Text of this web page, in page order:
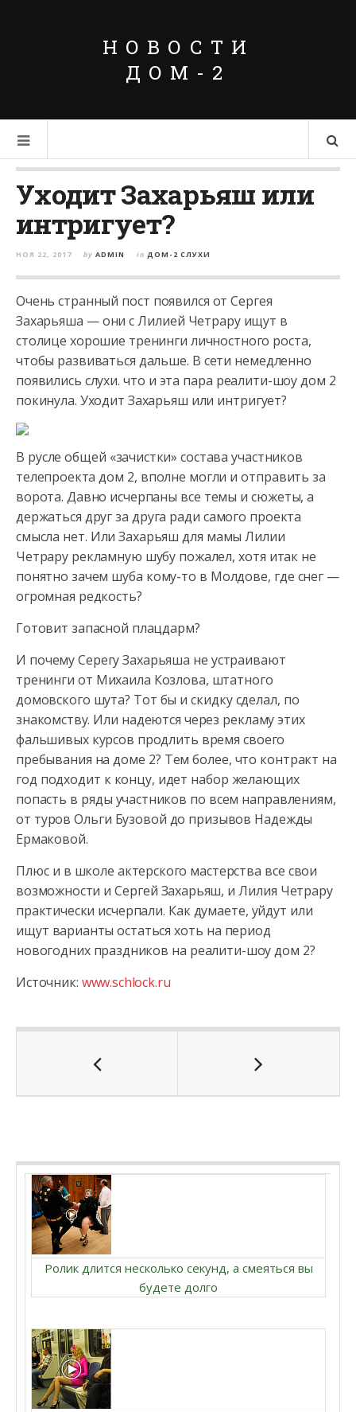
НОВОСТИ
ДОМ-2
Уходит Захарьяш или
интригует?
НОЯ 22, 2017 by ADMIN in ДОМ-2 СЛУХИ
Очень странный пост появился от Сергея
Захарьяша — они с Лилией Четрару ищут в
столице хорошие тренинги личностного роста,
чтобы развиваться дальше. В сети немедленно
появились слухи. что и эта пара реалити-шоу дом 2
покинула. Уходит Захарьяш или интригует?
В русле общей «зачистки» состава участников
телепроекта дом 2, вполне могли и отправить за
ворота. Давно исчерпаны все темы и сюжеты, а
держаться друг за друга ради самого проекта
смысла нет. Или Захарьяш для мамы Лилии
Четрару рекламную шубу пожалел, хотя итак не
понятно зачем шуба кому-то в Молдове, где снег —
огромная редкость?
Готовит запасной плацдарм?
И почему Серегу Захарьяша не устраивают
тренинги от Михаила Козлова, штатного
домовского шута? Тот бы и скидку сделал, по
знакомству. Или надеются через рекламу этих
фальшивых курсов продлить время своего
пребывания на доме 2? Тем более, что контракт на
год подходит к концу, идет набор желающих
попасть в ряды участников по всем направлениям,
от туров Ольги Бузовой до призывов Надежды
Ермаковой.
Плюс и в школе актерского мастерства все свои
возможности и Сергей Захарьяш, и Лилия Четрару
практически исчерпали. Как думаете, уйдут или
ищут варианты остаться хоть на период
новогодних праздников на реалити-шоу дом 2?
Источник: www.schlock.ru
Ролик длится несколько секунд, а смеяться вы
будете долго